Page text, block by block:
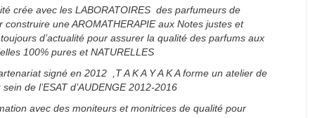
crée avec les LABORATOIRES des parfumeurs de
construire une AROMATHERAPIE aux Notes justes et
d’actualité pour assurer la qualité des parfums aux
100% pures et NATURELLES
signé en 2012 ,T A K A Y A K A forme un atelier de
de l’ESAT d’AUDENGE 2012-2016
avec des moniteurs et monitrices de qualité pour